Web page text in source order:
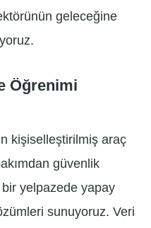
geleceğine
Öğrenimi
kişiselleştirilmiş araç
güvenlik
yelpazede yapay
sunuyoruz. Veri